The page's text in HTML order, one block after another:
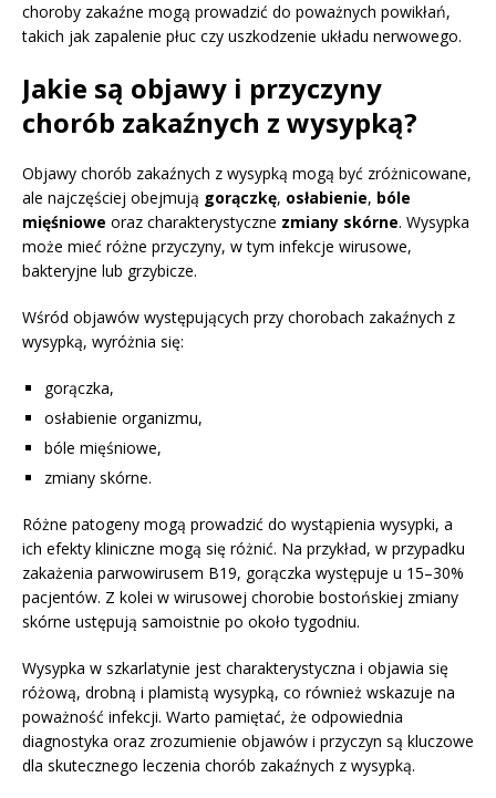
choroby zakaźne mogą prowadzić do poważnych powikłań,
takich jak zapalenie płuc czy uszkodzenie układu nerwowego.
Jakie są objawy i przyczyny
chorób zakaźnych z wysypką?
Objawy chorób zakaźnych z wysypką mogą być zróżnicowane,
ale najczęściej obejmują gorączkę, osłabienie, bóle
mięśniowe oraz charakterystyczne zmiany skórne. Wysypka
może mieć różne przyczyny, w tym infekcje wirusowe,
bakteryjne lub grzybicze.
Wśród objawów występujących przy chorobach zakaźnych z
wysypką, wyróżnia się:
gorączka,
osłabienie organizmu,
bóle mięśniowe,
zmiany skórne.
Różne patogeny mogą prowadzić do wystąpienia wysypki, a
ich efekty kliniczne mogą się różnić. Na przykład, w przypadku
zakażenia parwowirusem B19, gorączka występuje u 15–30%
pacjentów. Z kolei w wirusowej chorobie bostońskiej zmiany
skórne ustępują samoistnie po około tygodniu.
Wysypka w szkarlatynie jest charakterystyczna i objawia się
różową, drobną i plamistą wysypką, co również wskazuje na
poważność infekcji. Warto pamiętać, że odpowiednia
diagnostyka oraz zrozumienie objawów i przyczyn są kluczowe
dla skutecznego leczenia chorób zakaźnych z wysypką.